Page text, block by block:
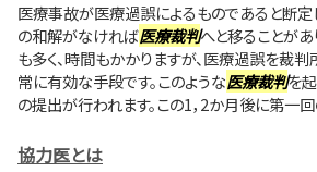
医療事故が医療過誤によるものであると断定
の和解がなければ医療裁判へと移ることがあ
も多く、時間もかかりますが、医療過誤を裁
常に有効な手段です。このような医療裁判を
の提出が行われます。この1，2か月後に第一
協力医とは